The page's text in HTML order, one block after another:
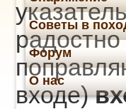
радостно
входе)
Советы в
Форум
О нас